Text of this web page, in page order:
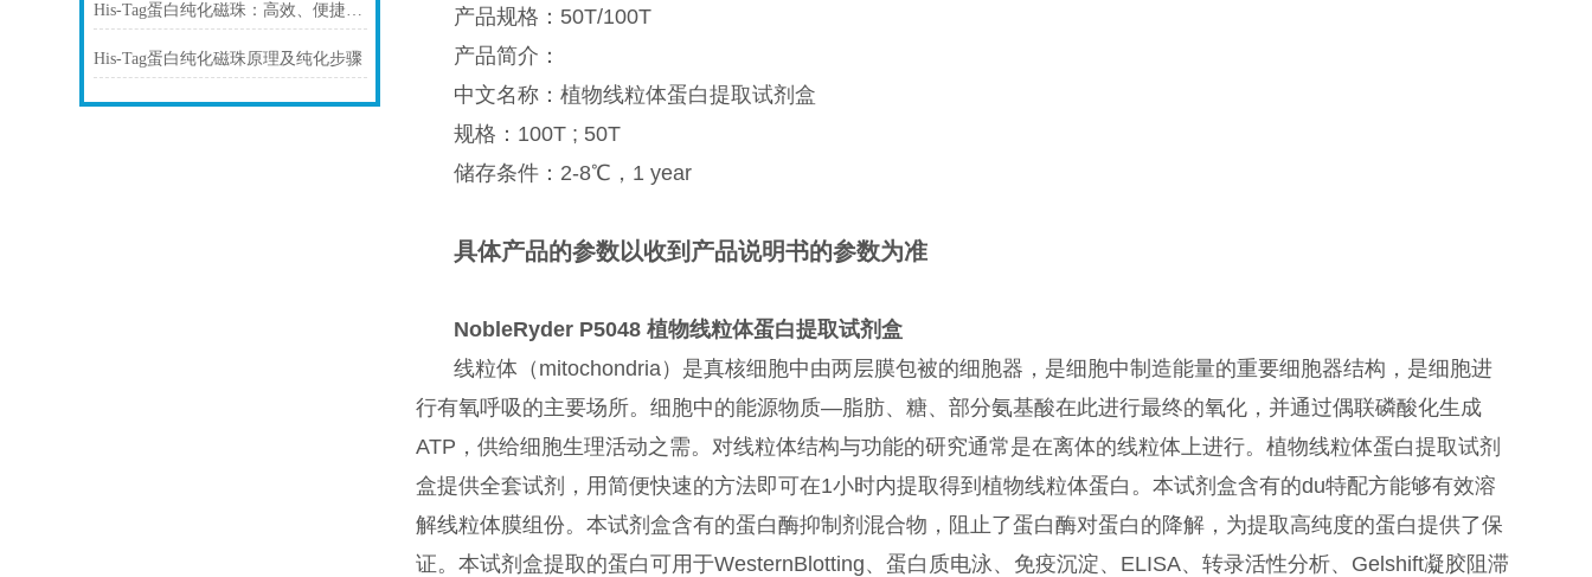
His-Tag蛋白纯化磁珠：高效、便捷的蛋白纯化解决方案
His-Tag蛋白纯化磁珠原理及纯化步骤
产品规格：50T/100T
产品简介：
中文名称：植物线粒体蛋白提取试剂盒
规格：100T ; 50T
储存条件：2-8℃，1 year
具体产品的参数以收到产品说明书的参数为准
NobleRyder P5048植物线粒体蛋白提取试剂盒
线粒体（mitochondria）是真核细胞中由两层膜包被的细胞器，是细胞中制造能量的重要细胞器结构，是细胞进
行有氧呼吸的主要场所。细胞中的能源物质—脂肪、糖、部分氨基酸在此进行最终的氧化，并通过偶联磷酸化生成
ATP，供给细胞生理活动之需。对线粒体结构与功能的研究通常是在离体的线粒体上进行。植物线粒体蛋白提取试剂
盒提供全套试剂，用简便快速的方法即可在1小时内提取得到植物线粒体蛋白。本试剂盒含有的du特配方能够有效溶
解线粒体膜组份。本试剂盒含有的蛋白酶抑制剂混合物，阻止了蛋白酶对蛋白的降解，为提取高纯度的蛋白提供了保
证。本试剂盒提取的蛋白可用于WesternBlotting、蛋白质电泳、免疫沉淀、ELISA、转录活性分析、Gelshift凝胶阻滞